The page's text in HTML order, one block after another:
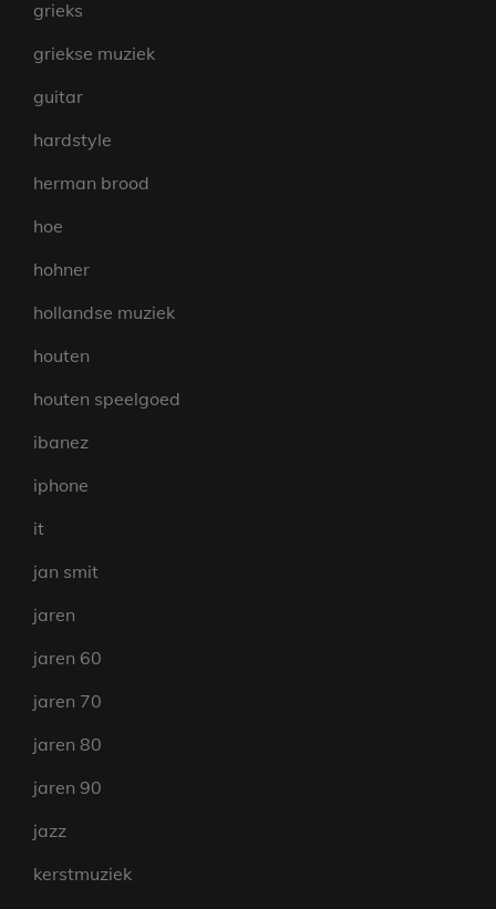
grieks
griekse muziek
guitar
hardstyle
herman brood
hoe
hohner
hollandse muziek
houten
houten speelgoed
ibanez
iphone
it
jan smit
jaren
jaren 60
jaren 70
jaren 80
jaren 90
jazz
kerstmuziek